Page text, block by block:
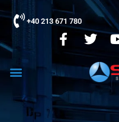
+40 213 671 780